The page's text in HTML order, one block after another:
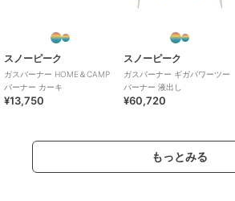
スノーピーク
ガスバーナー HOME＆CAMP
バーナー カーキ
¥13,750
スノーピーク
ガスバーナー ギガパワーツー
バーナー 液出し
¥60,720
もっとみる